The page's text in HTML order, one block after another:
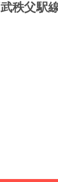
秩父駅